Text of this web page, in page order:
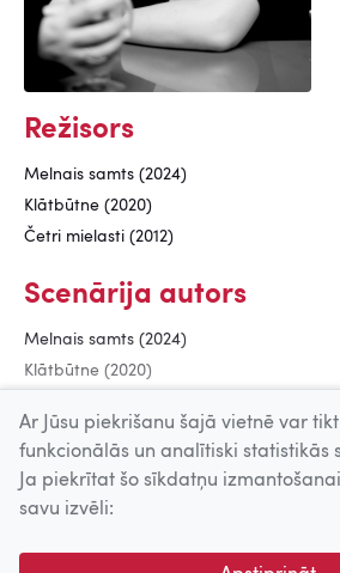
Režisors
Melnais samts (2024)
Klātbūtne (2020)
Četri mielasti (2012)
Scenārija autors
Melnais samts (2024)
Klātbūtne (2020)
© 2026 Nacionālais Kino centrs, Kultūras
Ar Jūsu piekrišanu šajā vietnē var
funkcionālās un analītiski statistikās
Ja piekrītat šo sīkdatņu
savu izvēli: